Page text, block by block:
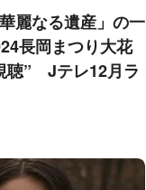
麗なる遺産」の一
長岡まつり大花
聴” Jテレ12月ラ